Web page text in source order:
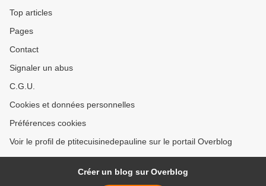
Top articles
Pages
Contact
Signaler un abus
C.G.U.
Cookies et données personnelles
Préférences cookies
Voir le profil de ptitecuisinedepauline sur le portail Overblog
Créer un blog sur Overblog